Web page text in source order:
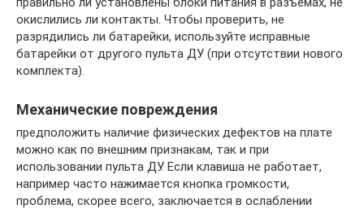
окислились ли контакты. Чтобы проверить, не
разрядились ли батарейки, используйте исправные
батарейки от другого пульта ДУ (при отсутствии нового
комплекта).
Механические повреждения
предположить наличие физических дефектов на плате
можно как по внешним признакам, так и при
использовании пульта ДУ. Если клавиша не работает,
например часто нажимается кнопка громкости,
проблема, скорее всего, заключается в ослаблении